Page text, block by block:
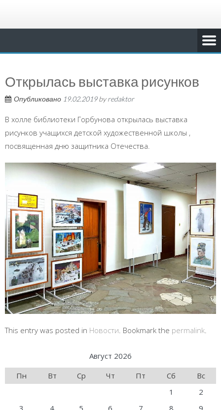
Открылась выставка рисунков
Опубликовано 19.02.2019byredaktor
В холле библиотеки Горбунова открылась выставка
рисунков учащихся детской художественной школы ,
посвященная дню защитника Отечества.
This entry was posted in Новости . Bookmark the permalink
Август 2026
Пн
Вт Ср Чт Пт Сб
Вс
1
2
3
4 5 6 7 8
9